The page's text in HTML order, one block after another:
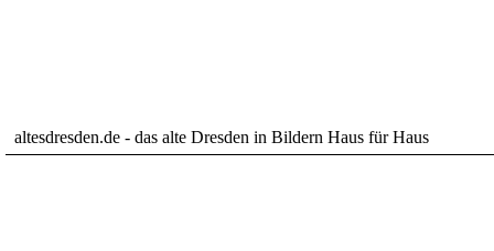
altesdresden.de - das alte Dresden in Bildern Haus für Haus